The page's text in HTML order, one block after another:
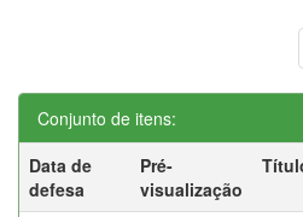
Conjunto de itens:
Data de
defesa
Pré-
visualização